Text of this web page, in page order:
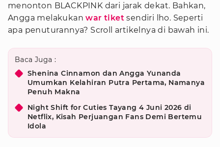
menonton BLACKPINK dari jarak dekat. Bahkan,
Angga melakukanwar tiket sendiri lho. Seperti
apa penuturannya? Scroll artikelnya di bawah ini.
Baca Juga :
Shenina Cinnamon dan Angga Yunanda
Umumkan Kelahiran Putra Pertama, Namanya
Penuh Makna
Night Shift for Cuties Tayang 4 Juni 2026 di
Netflix, Kisah Perjuangan Fans Demi Bertemu
Idola